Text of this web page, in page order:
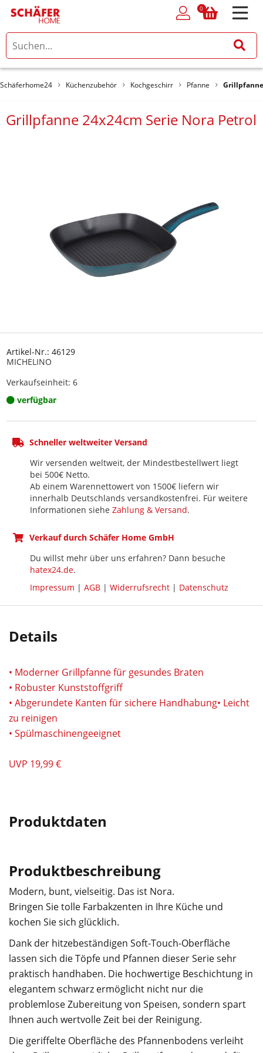
0
0
Schäferhome24 Küchenzubehör Kochgeschirr Pfanne
Grillpfanne 24x24cm Serie Nora Petrol
Artikel-Nr.: 46129
MICHELINO
Verkaufseinheit: 6
verfügbar
Schneller weltweiter Versand
Wir versenden weltweit, der Mindestbestellwert liegt
bei 500€ Netto.
Ab einem Warennettowert von 1500€ liefern wir
innerhalb Deutschlands versandkostenfrei. Für weitere
Informationen siehe Zahlung & Versand.
Verkauf durch Schäfer Home GmbH
Du willst mehr über uns erfahren? Dann besuche
hatex24.de.
Impressum | AGB | Widerrufsrecht | Datenschutz
Details
• Moderner Grillpfanne für gesundes Braten
• Robuster Kunststoffgriff
• Abgerundete Kanten für sichere Handhabung• Leicht
zu reinigen
• Spülmaschinengeeignet
UVP 19,99 €
Produktdaten
Produktbeschreibung
Modern, bunt, vielseitig. Das ist Nora.
Bringen Sie tolle Farbakzenten in Ihre Küche und
kochen Sie sich glücklich.
Dank der hitzebeständigen Soft-Touch-Oberfläche
lassen sich die Töpfe und Pfannen dieser Serie sehr
praktisch handhaben. Die hochwertige Beschichtung in
elegantem schwarz ermöglicht nicht nur die
problemlose Zubereitung von Speisen, sondern spart
Ihnen auch wertvolle Zeit bei der Reinigung.
Die geriffelte Oberfläche des Pfannenbodens verleiht